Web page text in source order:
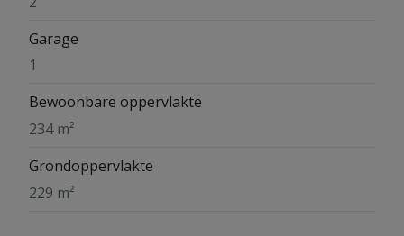
Garage
1
Bewoonbare oppervlakte
234 m²
Grondoppervlakte
229 m²